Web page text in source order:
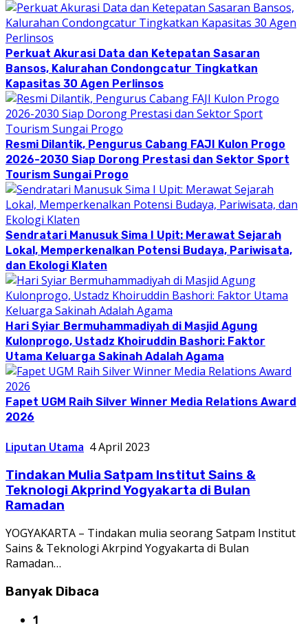
Perkuat Akurasi Data dan Ketepatan Sasaran
Bansos, Kalurahan Condongcatur Tingkatkan
Kapasitas 30 Agen Perlinsos
Resmi Dilantik, Pengurus Cabang FAJI Kulon Progo
2026-2030 Siap Dorong Prestasi dan Sektor Sport
Tourism Sungai Progo
Sendratari Manusuk Sima I Upit: Merawat Sejarah
Lokal, Memperkenalkan Potensi Budaya, Pariwisata,
dan Ekologi Klaten
Hari Syiar Bermuhammadiyah di Masjid Agung
Kulonprogo, Ustadz Khoiruddin Bashori: Faktor
Utama Keluarga Sakinah Adalah Agama
Fapet UGM Raih Silver Winner Media Relations Award
2026
Liputan Utama 4 April 2023
Tindakan Mulia Satpam Institut Sains &
Teknologi Akprind Yogyakarta di Bulan
Ramadan
YOGYAKARTA – Tindakan mulia seorang Satpam Institut
Sains & Teknologi Akrpind Yogyakarta di Bulan
Ramadan…
Banyak Dibaca
1